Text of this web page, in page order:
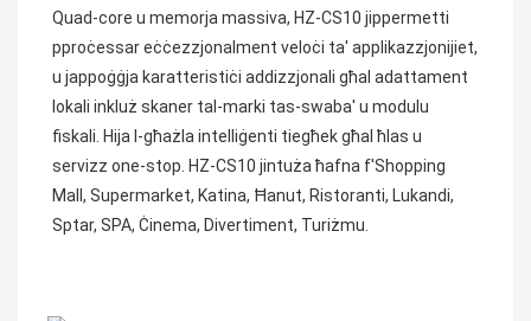
Quad-core u memorja massiva, HZ-CS10 jippermetti
pproċessar eċċezzjonalment veloċi ta' applikazzjonijiet,
u jappoġġja karatteristiċi addizzjonali għal adattament
lokali inkluż skaner tal-marki tas-swaba' u modulu
fiskali. Hija l-għażla intelliġenti tiegħek għal ħlas u
servizz one-stop. HZ-CS10 jintuża ħafna f'Shopping
Mall, Supermarket, Katina, Ħanut, Ristoranti, Lukandi,
Sptar, SPA, Ċinema, Divertiment, Turiżmu.